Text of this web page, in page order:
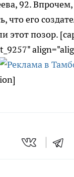
92.
что его
этот позор.